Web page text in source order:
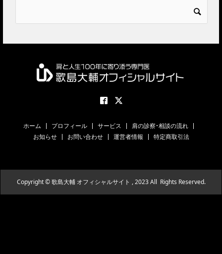
ホーム プロフィール サービス
肩の診察・相談の流れ
お知らせ
お問い合わせ 運営者情報 特定商取引法
Copyright © 歌島大輔 オフィシャルサイト , 2023 All Rights Reserved.